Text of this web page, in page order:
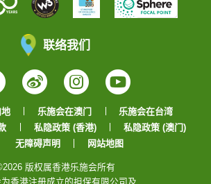
联络我们
WeiboInstagram
YouTube
乐施会在澳门
乐施会在台湾
私隐政策 (香港)
私隐政策 (澳门)
无障碍声明
网站地图
版权属香港乐施会所有
香港注册成立的担保有限公司及